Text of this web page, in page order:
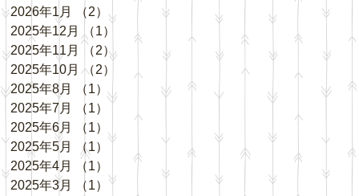
2026年1月
（2） 2件の記事
2025年12月
（1）
1件の記事
2025年11月
（2）2件の記事
2025年10月 （2）
2025年8月
（1）
1件の記事
2025年7月
（1）
2025年6月
（1）
2025年5月
（1）
1件の記事
2025年4月
（1）
1件の記事
2025年3月
（1）
1件の記事